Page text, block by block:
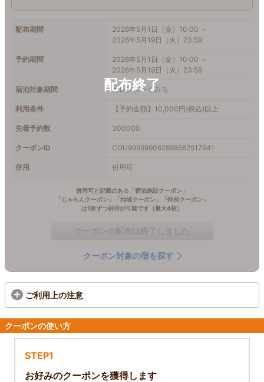
配布期間
2026年5月1日（金）10:00 ～
2026年5月19日（火）23:59
予約期間
2026年5月1日（金）10:00 ～
2026年5月19日（火）23:59
宿泊対象期間 カレンダーをみる
利用条件 【予約金額】10,000円(税込)以上
先着予約数 300000
クーポンID COU999999062898582517941
併用 併用可
併用可と記載のある「宿泊施設クーポン」
「じゃらんクーポン」「地域クーポン」「特別クーポン」
は1枚ずつ併用が可能です（最大4枚）
クーポン対象の宿を探す
ご利用上の注意
クーポンの使い方
STEP1
お好みのクーポンを獲得します